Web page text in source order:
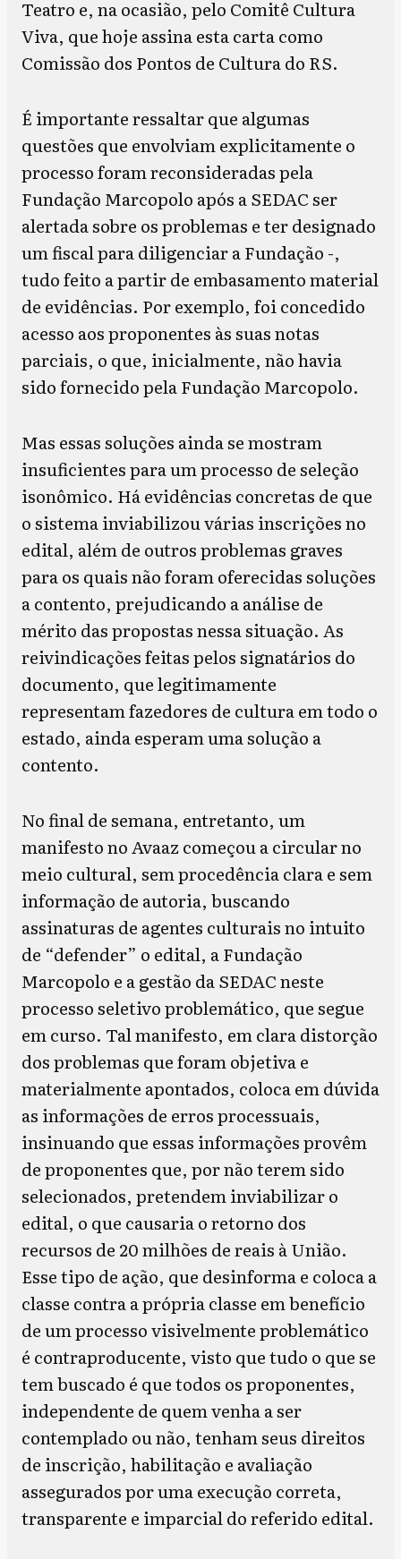
Teatro e, na ocasião, pelo Comitê Cultura
Viva, que hoje assina esta carta como
Comissão dos Pontos de Cultura do RS.
É importante ressaltar que algumas
questões que envolviam explicitamente o
processo foram reconsideradas pela
Fundação Marcopolo após a SEDAC ser
alertada sobre os problemas e ter designado
um fiscal para diligenciar a Fundação -,
tudo feito a partir de embasamento material
de evidências. Por exemplo, foi concedido
acesso aos proponentes às suas notas
parciais, o que, inicialmente, não havia
sido fornecido pela Fundação Marcopolo.
Mas essas soluções ainda se mostram
insuficientes para um processo de seleção
isonômico. Há evidências concretas de que
o sistema inviabilizou várias inscrições no
edital, além de outros problemas graves
para os quais não foram oferecidas soluções
a contento, prejudicando a análise de
mérito das propostas nessa situação. As
reivindicações feitas pelos signatários do
documento, que legitimamente
representam fazedores de cultura em todo o
estado, ainda esperam uma solução a
contento.
No final de semana, entretanto, um
manifesto no Avaaz começou a circular no
meio cultural, sem procedência clara e sem
informação de autoria, buscando
assinaturas de agentes culturais no intuito
de “defender” o edital, a Fundação
Marcopolo e a gestão da SEDAC neste
processo seletivo problemático, que segue
em curso. Tal manifesto, em clara distorção
dos problemas que foram objetiva e
materialmente apontados, coloca em dúvida
as informações de erros processuais,
insinuando que essas informações provêm
de proponentes que, por não terem sido
selecionados, pretendem inviabilizar o
edital, o que causaria o retorno dos
recursos de 20 milhões de reais à União.
Esse tipo de ação, que desinforma e coloca a
classe contra a própria classe em benefício
de um processo visivelmente problemático
é contraproducente, visto que tudo o que se
tem buscado é que todos os proponentes,
independente de quem venha a ser
contemplado ou não, tenham seus direitos
de inscrição, habilitação e avaliação
assegurados por uma execução correta,
transparente e imparcial do referido edital.